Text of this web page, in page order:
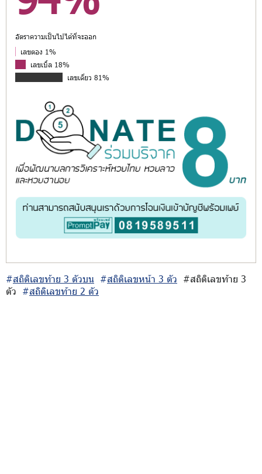
อัตราความเป็นไปได้ที่จะออก
เลขตอง 1%
เลขเบิ้ล 18%
เลขเดี่ยว 81%
#สถิติเลขท้าย 3 ตัวบน #สถิติเลขหน้า 3 ตัว #สถิติเลขท้าย 3
ตัว #สถิติเลขท้าย 2 ตัว